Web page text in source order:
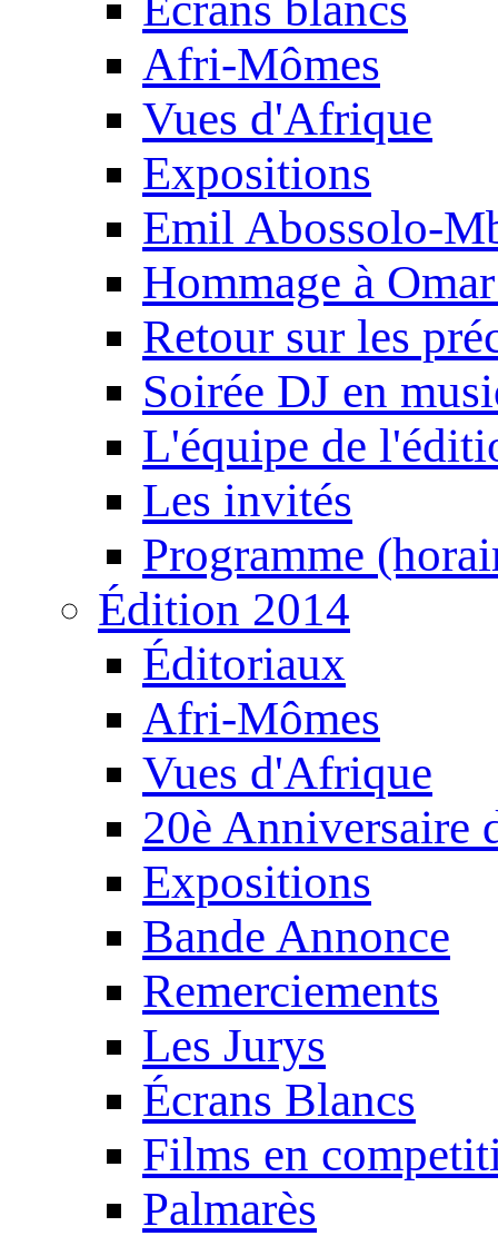
Afri-Mômes
Vues d'Afrique
Expositions
Emil Abossolo-
Hommage à
Retour sur les
Soirée DJ en
L'équipe de
Les invités
Programme
Édition 2014
Éditoriaux
Afri-Mômes
Vues d'Afrique
20è Anniversaire
Expositions
Bande Annonce
Remerciements
Les Jurys
Écrans Blancs
Films en
Palmarès